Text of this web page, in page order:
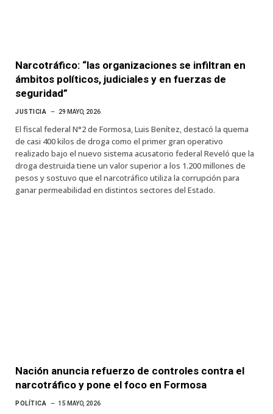
Narcotráfico: “las organizaciones se infiltran en
ámbitos políticos, judiciales y en fuerzas de
seguridad”
JUSTICIA 29 MAYO, 2026
El fiscal federal N°2 de Formosa, Luis Benítez, destacó la quema
de casi 400 kilos de droga como el primer gran operativo
realizado bajo el nuevo sistema acusatorio federal Reveló que la
droga destruida tiene un valor superior a los 1.200 millones de
pesos y sostuvo que el narcotráfico utiliza la corrupción para
ganar permeabilidad en distintos sectores del Estado.
Nación anuncia refuerzo de controles contra el
narcotráfico y pone el foco en Formosa
POLÍTICA 15 MAYO, 2026